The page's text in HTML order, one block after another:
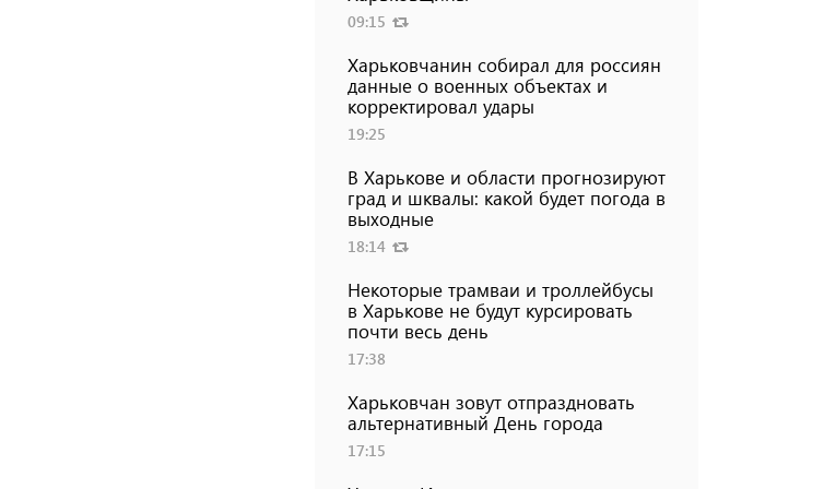
09:15
Харьковчанин собирал для россиян
данные о военных объектах и ​​
корректировал удары
19:25
В Харькове и области прогнозируют
град и шквалы: какой будет погода в
выходные
18:14
Некоторые трамваи и троллейбусы
в Харькове не будут курсировать
почти весь день
17:38
Харьковчан зовут отпраздновать
альтернативный День города
17:15